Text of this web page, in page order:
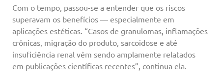
Com o tempo, passou-se a entender que os riscos
superavam os benefícios — especialmente em
aplicações estéticas. “Casos de granulomas, inflamações
crônicas, migração do produto, sarcoidose e até
insuficiência renal vêm sendo amplamente relatados
em publicações científicas recentes”, continua ela.